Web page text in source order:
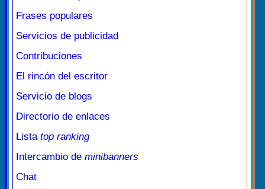
Frases populares
Servicios de publicidad
Contribuciones
El rincón del escritor
Servicio de blogs
Directorio de enlaces
Lista top ranking
Intercambio de minibanners
Chat